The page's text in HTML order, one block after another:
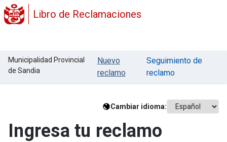
Libro de Reclamaciones
Municipalidad Provincial
de Sandia
Nuevo
reclamo
Seguimiento de
reclamo
Cambiar idioma:
Ingresa tu reclamo